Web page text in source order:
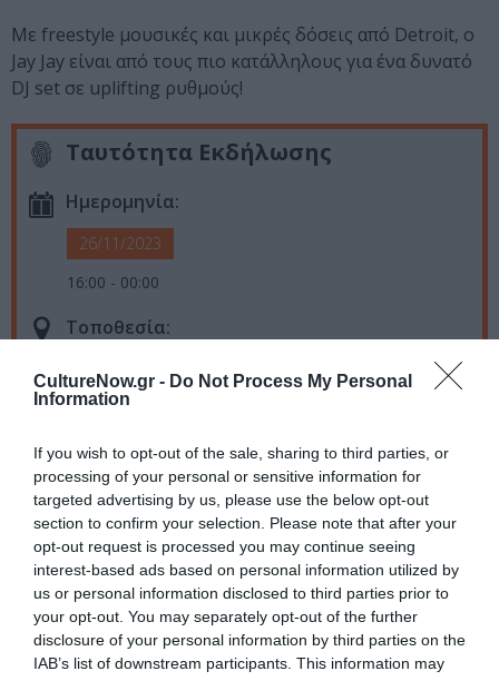
CultureNow.gr - Do Not Process My Personal
Information
If you wish to opt-out of the sale, sharing to third parties, or
processing of your personal or sensitive information for
targeted advertising by us, please use the below opt-out
section to confirm your selection. Please note that after your
opt-out request is processed you may continue seeing
interest-based ads based on personal information utilized by
us or personal information disclosed to third parties prior to
your opt-out. You may separately opt-out of the further
disclosure of your personal information by third parties on the
IAB’s list of downstream participants. This information may
Με freestyle μουσικές και μικρές δόσεις από Detroit, o
Jay Jay είναι από τους πιο κατάλληλους για ένα δυνατό
DJ set σε uplifting ρυθμούς!
Ταυτότητα Εκδήλωσης
Ημερομηνία:
26/11/2023
16:00 - 00:00
Τοποθεσία:
Ωδείο Αθηνών, Ρηγίλλης & Βασιλέως Γεωργίου Β΄ 17-
19, Αθήνα
Eισιτήρια:
Από 17€
Πληροφορίες / Κρατήσεις:
Τηλ: 210 7240673 |athensconservatoire.gr